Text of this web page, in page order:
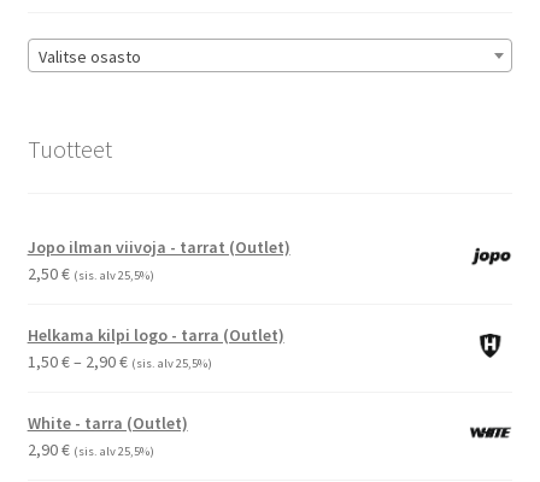
Valitse osasto
Tuotteet
Jopo ilman viivoja - tarrat (Outlet)
2,50€ (sis. alv 25,5%)
Helkama kilpi logo - tarra (Outlet)
1,50€– 2,90€Hintaluokka:
-
(sis. alv 25,5%)
White - tarra (Outlet)
2,90€ (sis. alv 25,5%)